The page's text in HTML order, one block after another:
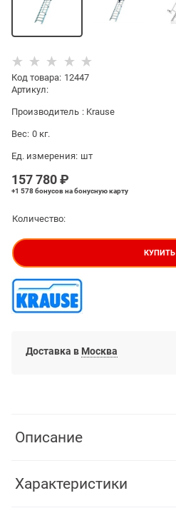
Код товара: 12447
Артикул:
Производитель : Krause
Вес: 0 кг.
Ед. измерения: шт
157 780 ₽
+1 578 бонусовна бонусную карту
Количество:
КУПИТЬ
Доставка в Москва
Описание
Характеристики